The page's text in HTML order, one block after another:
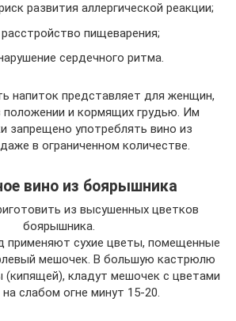
развития аллергической реакции;
расстройство пищеварения;
сердечного ритма.
напиток представляет для женщин,
положении и кормящих грудью. Им
запрещено употреблять вино из
в ограниченном количестве.
вино из боярышника
из высушенных цветков
боярышника.
применяют сухие цветы, помещенные
мешочек. В большую кастрюлю
(кипящей), кладут мешочек с цветами
на слабом огне минут 15-20.